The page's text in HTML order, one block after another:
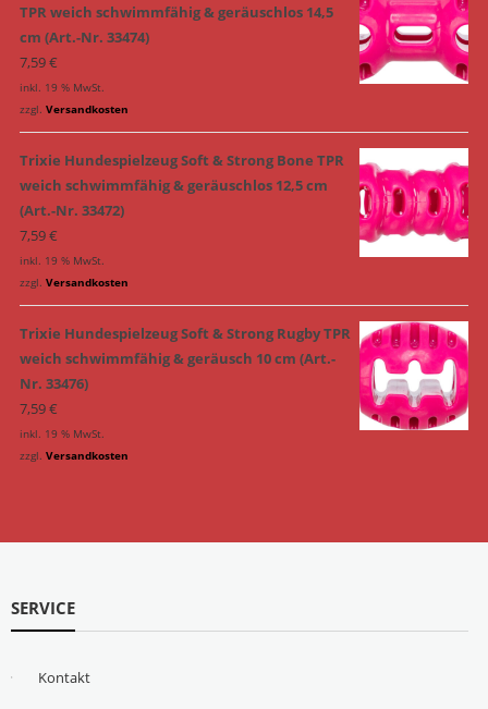
TPR weich schwimmfähig & geräuschlos 14,5
cm (Art.-Nr. 33474)
7,59€
inkl. 19 % MwSt.
zzgl. Versandkosten
Trixie Hundespielzeug Soft & Strong Bone TPR
weich schwimmfähig & geräuschlos 12,5 cm
(Art.-Nr. 33472)
7,59€
inkl. 19 % MwSt.
zzgl. Versandkosten
Trixie Hundespielzeug Soft & Strong Rugby TPR
weich schwimmfähig & geräusch 10 cm (Art.-
Nr. 33476)
7,59€
inkl. 19 % MwSt.
zzgl. Versandkosten
SERVICE
Kontakt